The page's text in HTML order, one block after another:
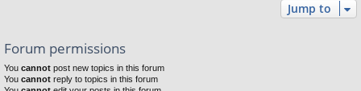
Jump to
Forum permissions
You cannot post new topics in this forum
You cannot reply to topics in this forum